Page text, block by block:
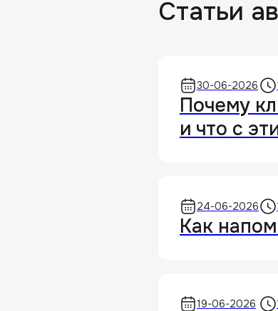
Статьи
30-06-2026
Почему
и что с
24-06-2026
Как
19-06-2026